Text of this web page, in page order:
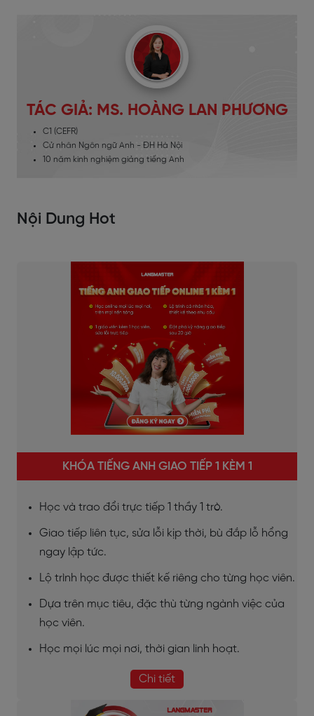
TÁC GIẢ: MS. HOÀNG LAN PHƯƠNG
C1 (CEFR)
Cử nhân Ngôn ngữ Anh - ĐH Hà Nội
10 năm kinh nghiệm giảng tiếng Anh
Nội Dung Hot
KHÓA TIẾNG ANH GIAO TIẾP 1 KÈM 1
Học và trao đổi trực tiếp 1 thầy 1 trò.
Giao tiếp liên tục, sửa lỗi kịp thời, bù đắp lỗ hổng
ngay lập tức.
Lộ trình học được thiết kế riêng cho từng học viên.
Dựa trên mục tiêu, đặc thù từng ngành việc của
học viên.
Học mọi lúc mọi nơi, thời gian linh hoạt.
Chi tiết